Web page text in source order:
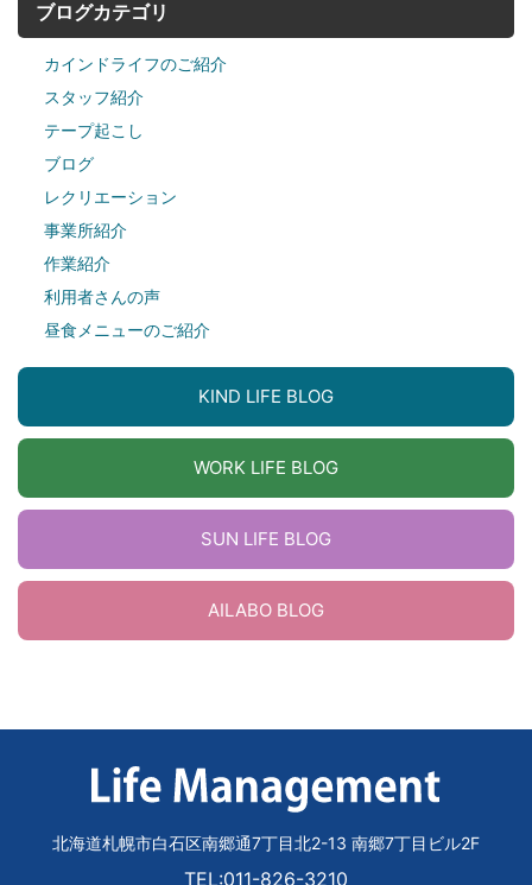
ブログカテゴリ
カインドライフのご紹介
スタッフ紹介
テープ起こし
ブログ
レクリエーション
事業所紹介
作業紹介
利用者さんの声
昼食メニューのご紹介
KIND LIFE BLOG
WORK LIFE BLOG
SUN LIFE BLOG
AILABO BLOG
北海道札幌市白石区南郷通7丁目北2-13 南郷7丁目ビル2F
TEL:011-826-3210